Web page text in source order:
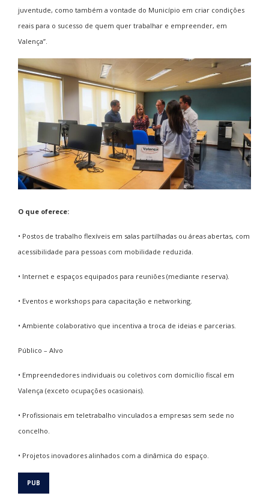
juventude, como também a vontade do Município em criar condições
reais para o sucesso de quem quer trabalhar e empreender, em
Valença”.
O que oferece:
• Postos de trabalho flexíveis em salas partilhadas ou áreas abertas, com
acessibilidade para pessoas com mobilidade reduzida.
• Internet e espaços equipados para reuniões (mediante reserva).
• Eventos e workshops para capacitação e networking.
• Ambiente colaborativo que incentiva a troca de ideias e parcerias.
Público – Alvo
• Empreendedores individuais ou coletivos com domicílio fiscal em
Valença (exceto ocupações ocasionais).
• Profissionais em teletrabalho vinculados a empresas sem sede no
concelho.
• Projetos inovadores alinhados com a dinâmica do espaço.